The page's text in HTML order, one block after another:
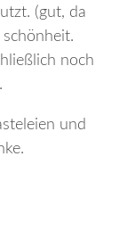
(gut, da
noch
und